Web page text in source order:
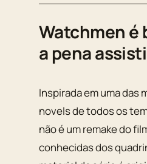
Watchmen é
a pena
Inspirada em uma das
novelsde todos os
não é um remake do
conhecidas dos